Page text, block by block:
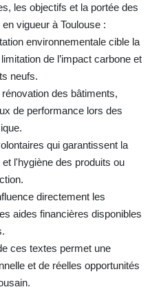
les objectifs et la portée des
vigueur à Toulouse :
environnementale cible la
de l’impact carbone et
neufs.
rénovation des bâtiments,
de performance lors des
qui garantissent la
l'hygiène des produits ou
directement les
aides financières disponibles
ces textes permet une
et de réelles opportunités